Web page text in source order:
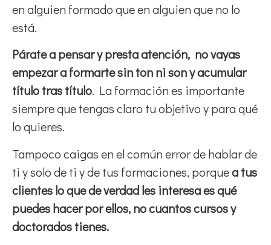
en alguien formado que en alguien que no lo
está.
Párate a pensar y presta atención, no vayas
empezar a formarte sin ton ni son y acumular
título tras título. La formación es importante
siempre que tengas claro tu objetivo y para qué
lo quieres.
Tampoco caigas en el común error de hablar de
ti y solo de ti y de tus formaciones, porquea tus
clientes lo que de verdad les interesa es qué
puedes hacer por ellos, no cuantos cursos y
doctorados tienes.